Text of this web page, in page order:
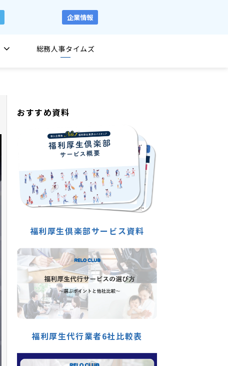
企業情報
総務人事タイムズ
おすすめ資料
福利厚生倶楽部サービス資料
福利厚生代行業者6社比較表